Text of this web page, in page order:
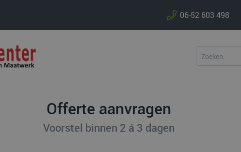
06-52 603 498
Offerte aanvragen
Voorstel binnen 2 á 3 dagen